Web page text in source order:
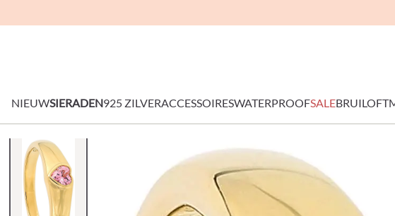
NIEUWSIERADEN925 ZILVERACCESSOIRESWATERPROOFSALEBRUILOFT